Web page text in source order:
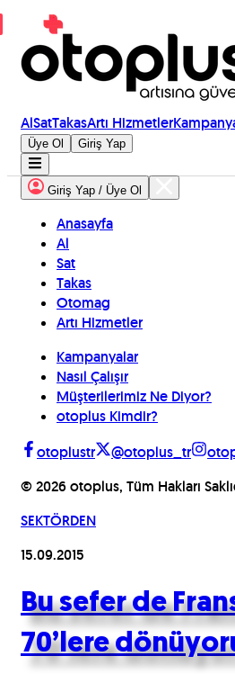
AlSatTakasArtı Hizmetler
Üye Ol Giriş Yap
Giriş Yap / Üye Ol
Anasayfa
Al
Sat
Takas
Otomag
Artı Hizmetler
Kampanyalar
Nasıl Çalışır
Müşterilerimiz Ne Diyor?
otoplus Kimdir?
otoplustr
@otoplus_tr
© 2026 otoplus, Tüm Hakları
SEKTÖRDEN
15.09.2015
Bu sefer de
70’lere